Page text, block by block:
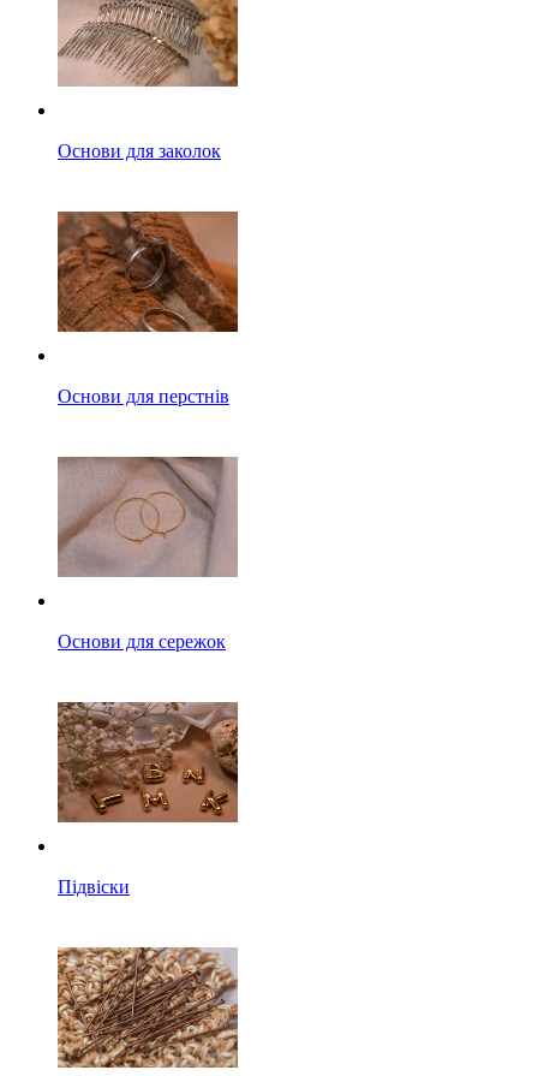
Основи для заколок
Основи для перстнів
Основи для сережок
Підвіски